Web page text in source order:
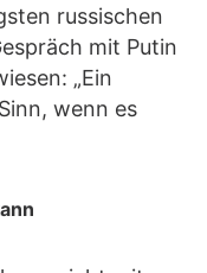
russischen
mit Putin
„Ein
wenn es